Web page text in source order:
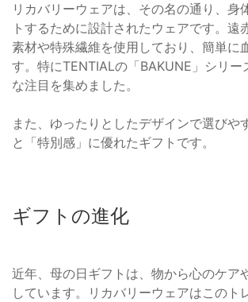
リカバリーウェアは、その名の通り、身
トするために設計されたウェアです。遠
素材や特殊繊維を使用しており、簡単に
す。特にTENTIALの「BAKUNE」シリー
な注目を集めました。
また、ゆったりとしたデザインで選びや
と「特別感」に優れたギフトです。
ギフトの進化
近年、母の日ギフトは、物から心のケア
しています。リカバリーウェアはこのト